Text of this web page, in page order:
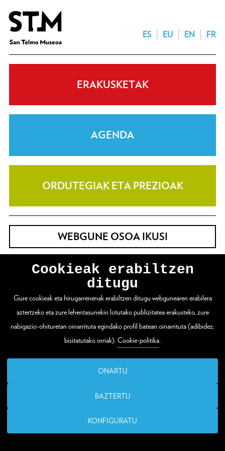
ES EU EN FR
ERAKUSKETAK
AGENDA
ORDUTEGIAK ETA PREZIOAK
WEBGUNE OSOA IKUSI
20003 Donostia / San Sebastián
T. (00 34) 943 48 15 80
santelmo@donostia.eus
Cookieak erabiltzen
ditugu
Gure cookieak eta hirugarrenenak erabiltzen ditugu webgunearen erabilera
aztertzeko eta zure lehentasunekin lotutako publizitatea erakusteko, zure
nabigazio-ohituretan oinarrituta egindako profil batean oinarrituta (adibidez,
bisitatutako orriak).Cookie-politika.
KONFIGURATU
BAZTERTU
ONARTU